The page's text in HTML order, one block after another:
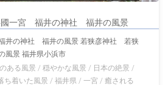
一宮 福井の神社 福井の風景
井の神社 福井の風景 若狭彦神社 若狭
景 福井県小浜市
ある風景 /穏やかな風景 / 日本の絶景 /
ち着いた風景 /福井県 /一宮 /癒される